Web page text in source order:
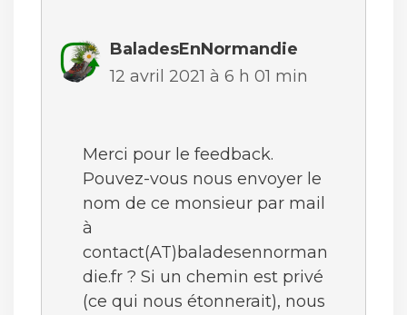
BaladesEnNormandie
12 avril 2021 à 6 h 01 min
Merci pour le feedback.
Pouvez-vous nous envoyer le
nom de ce monsieur par mail
à
contact(AT)baladesennorman
die.fr ? Si un chemin est privé
(ce qui nous étonnerait), nous